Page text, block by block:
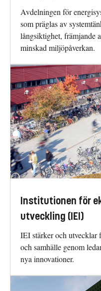
Avdelningen för
som präglas av
långsiktighet, främjande
minskad miljöpåverkan.
Institutionen för
utveckling (IEI)
IEI stärker och utvecklar
och samhälle genom
nya innovationer.